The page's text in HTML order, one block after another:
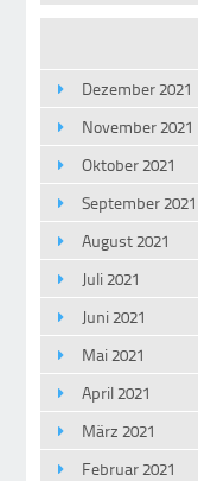
Dezember 2021
November 2021
Oktober 2021
September 2021
August 2021
Juli 2021
Juni 2021
Mai 2021
April 2021
März 2021
Februar 2021